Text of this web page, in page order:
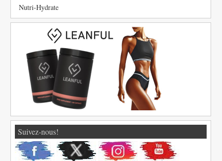
Nutri-Hydrate
Suivez-nous!